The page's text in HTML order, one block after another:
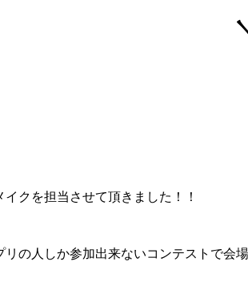
クを担当させて頂きました！！
の人しか参加出来ないコンテストで会